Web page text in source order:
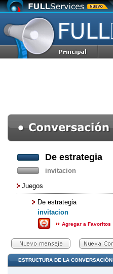
De estrategia
invitacion
Juegos
De estrategia
invitacion
Agregar a Favoritos
ESTRUCTURA DE LA CONVERSACIÓN